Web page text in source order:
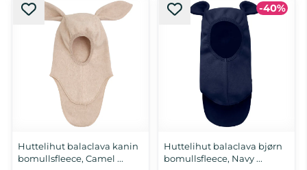
1-2 år, 2-4 år 6-12 mnd
Huttelihut balaclava kanin
bomullsfleece, Camel ...
-40%
Huttelihut balaclava bjørn
bomullsfleece, Navy ...